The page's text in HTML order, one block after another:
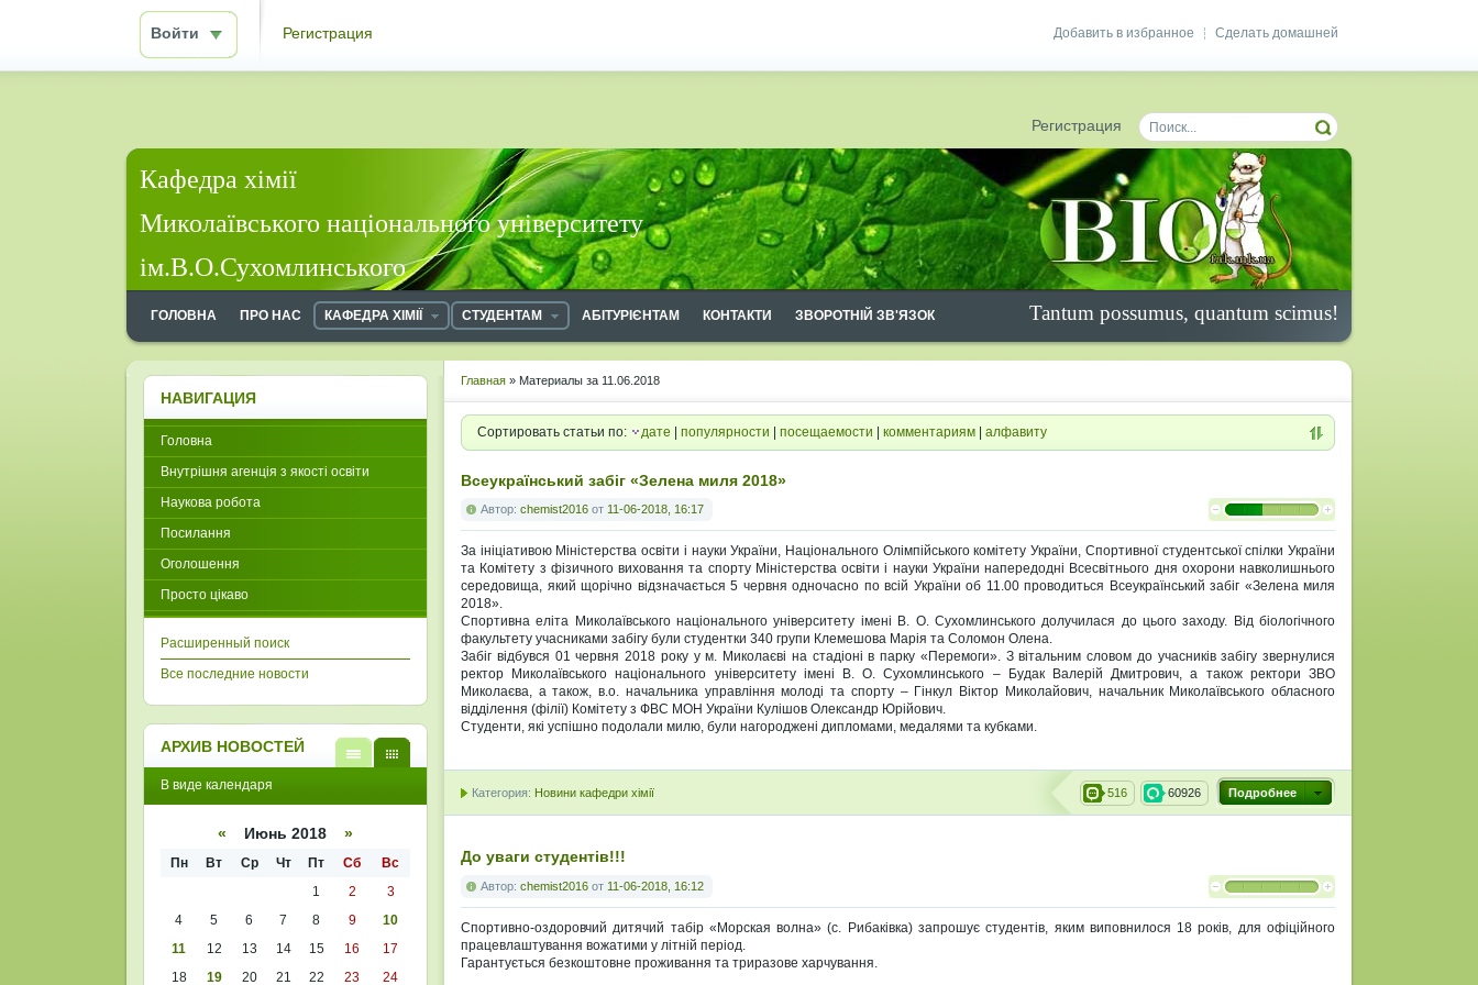
Сделать домашней
Добавить в избранное
Войти Регистрация
Регистрация
Кафедра хімії
Миколаївського національного університету
ім.В.О.Сухомлинського
Tantum possumus, quantum scimus!
ГОЛОВНА ПРО НАС КАФЕДРА ХІМІЇ СТУДЕНТАМ АБІТУРІЄНТАМ КОНТАКТИ ЗВОРОТНІЙ ЗВ'ЯЗОК
Главная » Материалы за 11.06.2018
Сортировать статьи по: дате популярности посещаемости комментариям алфавиту
Всеукраїнський забіг «Зелена миля 2018»
Автор: chemist2016 от 11-06-2018, 16:17
За ініціативою Міністерства освіти і науки України, Національного Олімпійського комітету України, Спортивної студентської спілки України
та Комітету з фізичного виховання та спорту Міністерства освіти і науки України напередодні Всесвітнього дня охорони навколишнього
середовища, який щорічно відзначається 5 червня одночасно по всій України об 11.00 проводиться Всеукраїнський забіг «Зелена миля
2018».
Спортивна еліта Миколаївського національного університету імені В. О. Сухомлинського долучилася до цього заходу. Від біологічного
факультету учасниками забігу були студентки 340 групи Клемешова Марія та Соломон Олена.
Забіг відбувся 01 червня 2018 року у м. Миколаєві на стадіоні в парку «Перемоги». З вітальним словом до учасників забігу звернулися
ректор Миколаївського національного університету імені В. О. Сухомлинського – Будак Валерій Дмитрович, а також ректори ЗВО
Миколаєва, а також, в.о. начальника управління молоді та спорту – Гінкул Віктор Миколайович, начальник Миколаївського обласного
відділення (філії) Комітету з ФВС МОН України Кулішов Олександр Юрійович.
Студенти, які успішно подолали милю, були нагороджені дипломами, медалями та кубками.
Подробнее
60926
516
Категория: Новини кафедри хімії
До уваги студентів!!!
Автор: chemist2016 от 11-06-2018, 16:12
Спортивно-оздоровчий дитячий табір «Морская волна» (с. Рибаківка) запрошує студентів, яким виповнилося 18 років, для офіційного
працевлаштування вожатими у літній період.
Гарантується безкоштовне проживання та триразове харчування.
НАВИГАЦИЯ
Головна
Внутрішня агенція з якості освіти
Наукова робота
Посилання
Оголошення
Просто цікаво
Расширенный поиск
Все последние новости
АРХИВ НОВОСТЕЙ
кален
списк
В виде календаря
« Июнь 2018 »
Пн Вт Ср Чт Пт Сб
Вс
1
2
3
4
5 6 7 8 9
10
11
12 13 14 15 16
17
18
19 20 21 22 23 24